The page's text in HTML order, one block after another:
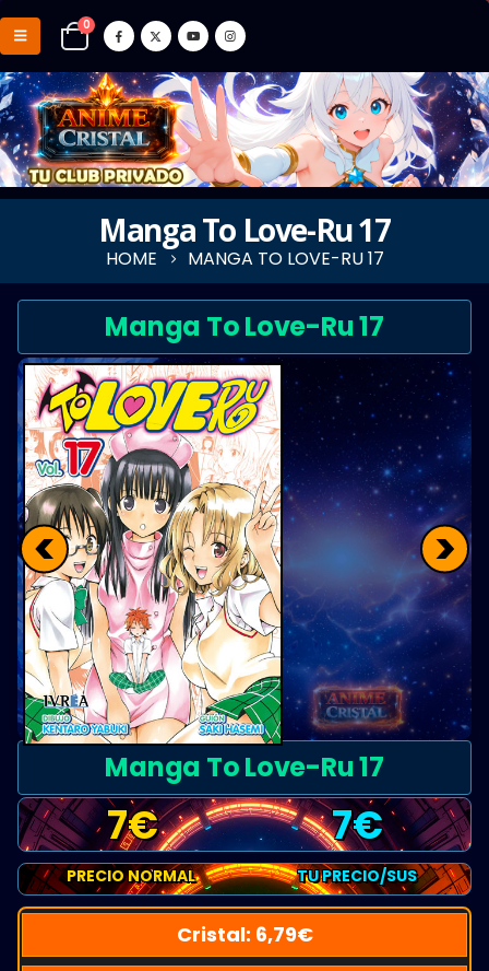
0
Manga To Love-Ru 17
HOME MANGA TO LOVE-RU 17
Manga To Love-Ru 17
< >
Manga To Love-Ru 17
7€ 7€
PRECIO NORMAL TU PRECIO/SUS
Cristal: 6,79€